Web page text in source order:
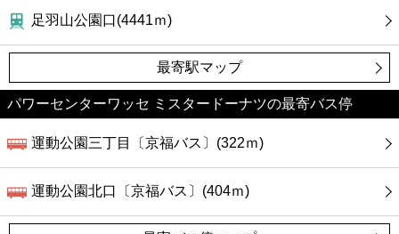
ホテル
足羽山公園口(4441ｍ)
最寄駅マップ
パワーセンターワッセ ミスタードーナツの最寄バス停
運動公園三丁目〔京福バス〕(322ｍ)
運動公園北口〔京福バス〕(404ｍ)